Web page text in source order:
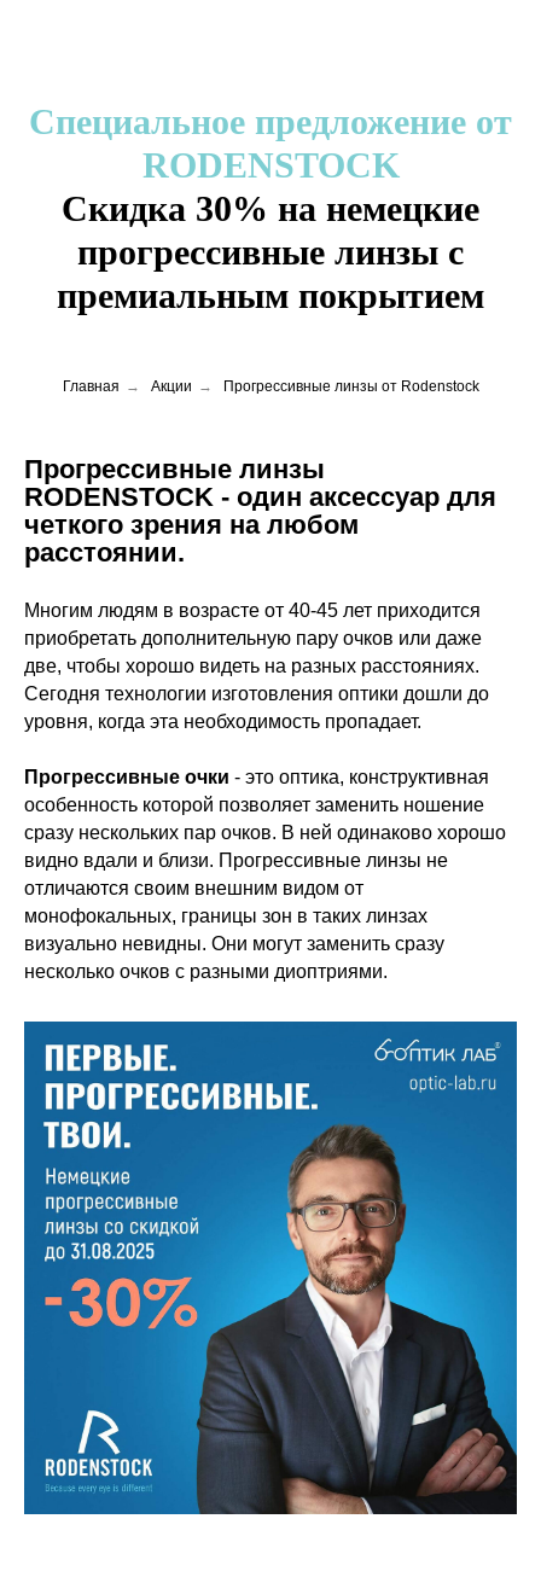
Специальное предложение от
RODENSTOCK
Скидка 30% на немецкие
прогрессивные линзы с
премиальным покрытием
Главная → Акции → Прогрессивные линзы от Rodenstock
Прогрессивные линзы
RODENSTOCK - один аксессуар для
четкого зрения на любом
расстоянии.
Многим людям в возрасте от 40-45 лет приходится
приобретать дополнительную пару очков или даже
две, чтобы хорошо видеть на разных расстояниях.
Сегодня технологии изготовления оптики дошли до
уровня, когда эта необходимость пропадает.
Прогрессивные очки - это оптика, конструктивная
особенность которой позволяет заменить ношение
сразу нескольких пар очков. В ней одинаково хорошо
видно вдали и близи. Прогрессивные линзы не
отличаются своим внешним видом от
монофокальных, границы зон в таких линзах
визуально невидны. Они могут заменить сразу
несколько очков с разными диоптриями.